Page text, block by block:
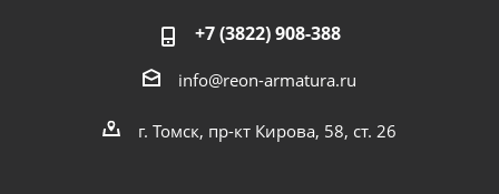
+7 (3822) 908-388
info@reon-armatura.ru
г. Томск, пр-кт Кирова, 58, ст. 26